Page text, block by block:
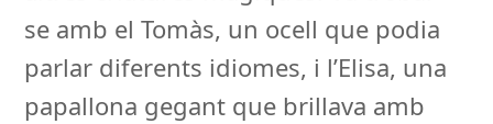
se amb el Tomàs, un ocell que podia
parlar diferents idiomes, i l’Elisa, una
papallona gegant que brillava amb